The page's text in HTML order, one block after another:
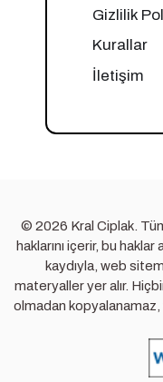
Gizlilik
Kurallar
İletişim
© 2026 Kral Ciplak.
haklarını içerir, bu haklar
kaydıyla, web
materyaller yer alır.
olmadan kopyalanamaz,